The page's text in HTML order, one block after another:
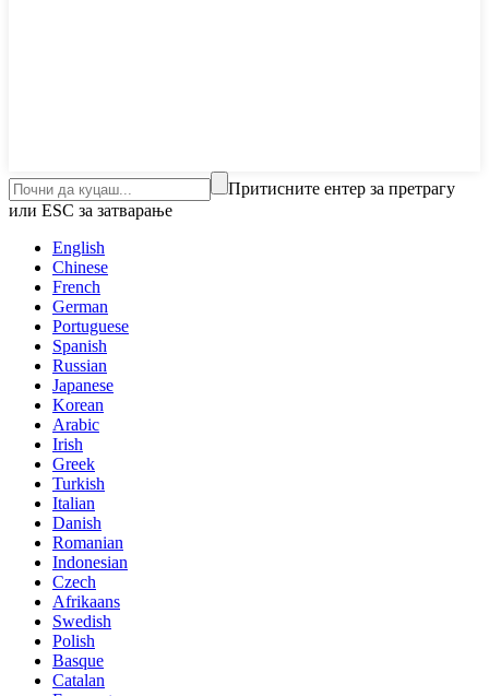
Притисните ентер за претрагу
или ESC за затварање
English
Chinese
French
German
Portuguese
Spanish
Russian
Japanese
Korean
Arabic
Irish
Greek
Turkish
Italian
Danish
Romanian
Indonesian
Czech
Afrikaans
Swedish
Polish
Basque
Catalan